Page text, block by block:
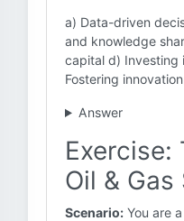
a) Data-driven
and knowledge
capital d) Investing
Fostering innovation
Answer
Exercise:
Oil &
Scenario: You are